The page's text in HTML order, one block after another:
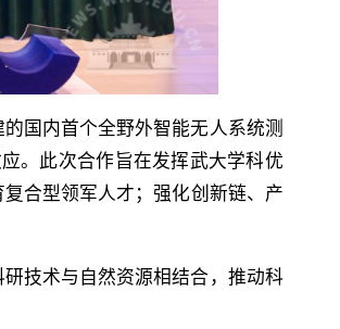
国内首个全野外智能无人系统测
。此次合作旨在发挥武大学科优
合型领军人才；强化创新链、产
技术与自然资源相结合，推动科